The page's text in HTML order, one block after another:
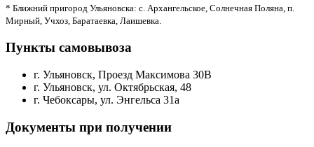
* Ближний пригород Ульяновска: с. Архангельское, Солнечная Поляна, п.
Мирный, Учхоз, Баратаевка, Лаишевка.
Пункты самовывоза
г. Ульяновск, Проезд Максимова 30В
г. Ульяновск, ул. Октябрьская, 48
г. Чебоксары, ул. Энгельса 31а
Документы при получении